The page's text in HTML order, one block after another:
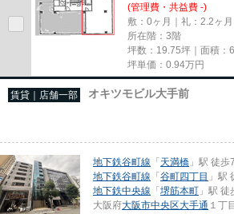
(管理費・共益費 -)
敷：0ヶ月｜礼：2.2ヶ月
所在階：3階
坪数：19.75坪｜面積：
坪単価： 0.94万円
賃貸｜店舗一部 オキツモビル大手前
地下鉄谷町線 「天満橋 」駅 徒歩
地下鉄谷町線 「谷町四丁目 」駅
地下鉄中央線 「堺筋本町 」駅
大阪府大阪市中央区大手通 １丁